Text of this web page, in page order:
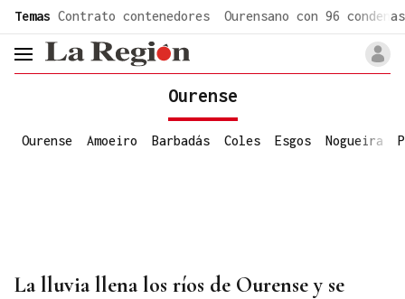
Temas Contrato contenedores Ourensano con 96 condenas
header.menu.open
Ourense
Ourense Amoeiro Barbadás Coles Esgos Nogueira
La lluvia llena los ríos de Ourense y se